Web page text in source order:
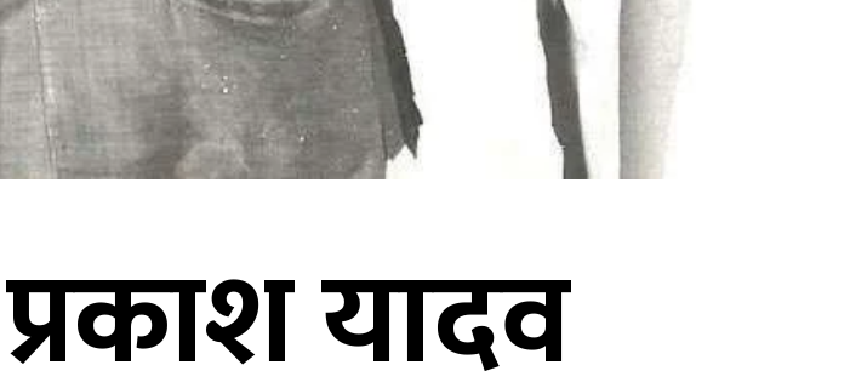
यादव